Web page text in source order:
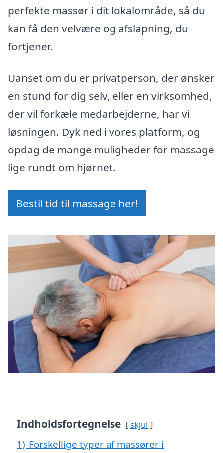
perfekte massør i dit lokalområde, så du
kan få den velvære og afslapning, du
fortjener.
Uanset om du er privatperson, der ønsker
en stund for dig selv, eller en virksomhed,
der vil forkæle medarbejderne, har vi
løsningen. Dyk ned i vores platform, og
opdag de mange muligheder for massage
lige rundt om hjørnet.
Bestil tid til massage her!
Indholdsfortegnelse skjul
1) Forskellige typer af massører i